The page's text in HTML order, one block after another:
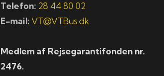
Telefon: 28 44 80 02
E-mail:VT@VTBus.dk
Medlem af Rejsegarantifonden nr.
2476.